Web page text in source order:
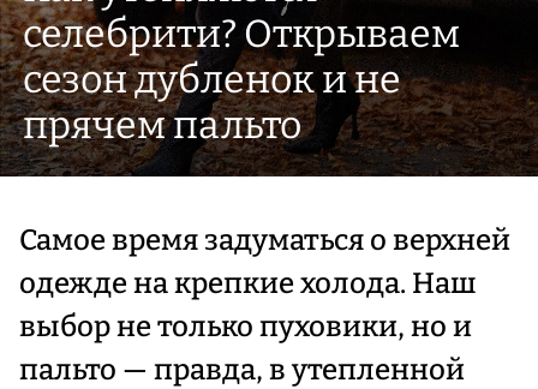
селебрити? Открываем
сезон дубленок и не
прячем пальто
Самое время задуматься о верхней
одежде на крепкие холода. Наш
выбор не только пуховики, но и
пальто — правда, в утепленной